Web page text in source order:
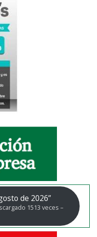
de 2026”
1513 veces –